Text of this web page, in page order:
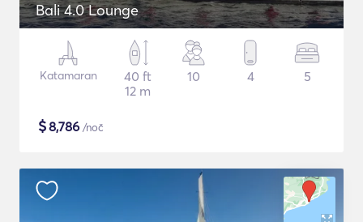
Bali 4.0 Lounge
Katamaran
40 ft
12 m
10 4 5
$8,786 /noč